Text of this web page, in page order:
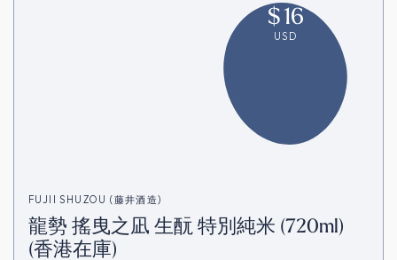
$16
USD
FUJII SHUZOU (藤井酒造)
龍勢 搖曳之凪 生酛 特別純米 (720ml)
(香港在庫)